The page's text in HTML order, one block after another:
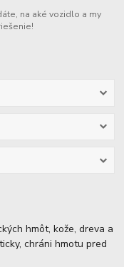
na aké vozidlo a my
hmôt, kože, dreva a
chráni hmotu pred